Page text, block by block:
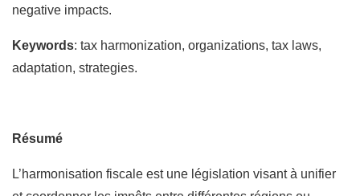
negative impacts.
Keywords: tax harmonization, organizations, tax laws,
adaptation, strategies.
Résumé
L’harmonisation fiscale est une législation visant à unifier